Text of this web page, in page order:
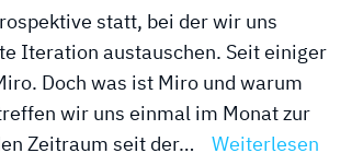
statt, bei der wir uns
Iteration austauschen. Seit einiger
Doch was ist Miro und warum
wir uns einmal im Monat zur
Zeitraum seit der…
Weiterlesen